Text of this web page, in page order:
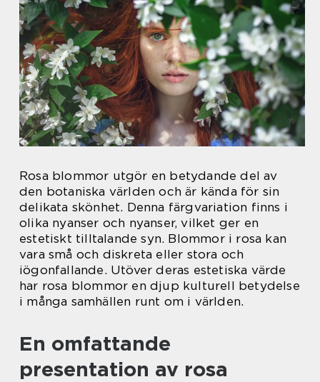
Rosa blommor utgör en betydande del av
den botaniska världen och är kända för sin
delikata skönhet. Denna färgvariation finns i
olika nyanser och nyanser, vilket ger en
estetiskt tilltalande syn. Blommor i rosa kan
vara små och diskreta eller stora och
iögonfallande. Utöver deras estetiska värde
har rosa blommor en djup kulturell betydelse
i många samhällen runt om i världen.
En omfattande
presentation av rosa